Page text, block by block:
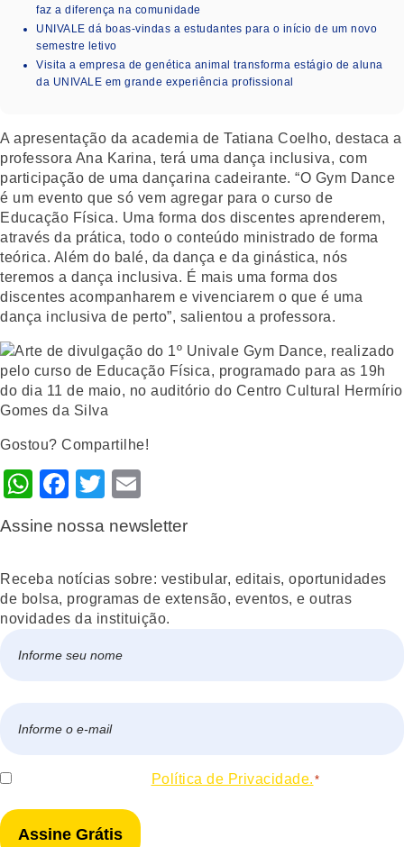
faz a diferença na comunidade
UNIVALE dá boas-vindas a estudantes para o início de um novo
semestre letivo
Visita a empresa de genética animal transforma estágio de aluna
da UNIVALE em grande experiência profissional
A apresentação da academia de Tatiana Coelho, destaca a
professora Ana Karina, terá uma dança inclusiva, com
participação de uma dançarina cadeirante. “O Gym Dance
é um evento que só vem agregar para o curso de
Educação Física. Uma forma dos discentes aprenderem,
através da prática, todo o conteúdo ministrado de forma
teórica. Além do balé, da dança e da ginástica, nós
teremos a dança inclusiva. É mais uma forma dos
discentes acompanharem e vivenciarem o que é uma
dança inclusiva de perto”, salientou a professora.
Gostou? Compartilhe!
WhatsApp
Facebook
Twitter
Assine nossa newsletter
Receba notícias sobre: vestibular, editais, oportunidades
de bolsa, programas de extensão, eventos, e outras
novidades da instituição.
mail
Consentir Política de Privacidade. *